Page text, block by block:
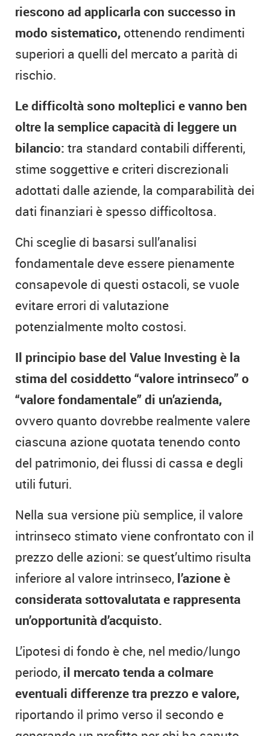
riescono ad applicarla con successo in
modo sistematico, ottenendo rendimenti
superiori a quelli del mercato a parità di
rischio.
Le difficoltà sono molteplici e vanno ben
oltre la semplice capacità di leggere un
bilancio: tra standard contabili differenti,
stime soggettive e criteri discrezionali
adottati dalle aziende, la comparabilità dei
dati finanziari è spesso difficoltosa.
Chi sceglie di basarsi sull’analisi
fondamentale deve essere pienamente
consapevole di questi ostacoli, se vuole
evitare errori di valutazione
potenzialmente molto costosi.
Il principio base del Value Investing è la
stima del cosiddetto “valore intrinseco” o
“valore fondamentale” di un’azienda,
ovvero quanto dovrebbe realmente valere
ciascuna azione quotata tenendo conto
del patrimonio, dei flussi di cassa e degli
utili futuri.
Nella sua versione più semplice, il valore
intrinseco stimato viene confrontato con il
prezzo delle azioni: se quest’ultimo risulta
inferiore al valore intrinseco, l’azione è
considerata sottovalutata e rappresenta
un’opportunità d’acquisto.
L’ipotesi di fondo è che, nel medio/lungo
periodo, il mercato tenda a colmare
eventuali differenze tra prezzo e valore,
riportando il primo verso il secondo e